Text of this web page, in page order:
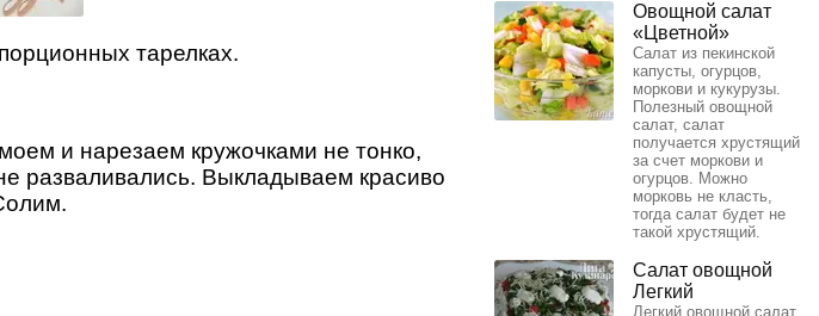
тарелках.
и нарезаем кружочками не тонко,
разваливались. Выкладываем красиво
Овощной салат
«Цветной»
Салат из пекинской
капусты, огурцов,
моркови и кукурузы.
Полезный овощной
салат, салат
получается хрустящий
за счет моркови и
огурцов. Можно
морковь не класть,
тогда салат будет не
такой хрустящий.
Салат овощной
Легкий
Легкий овощной салат